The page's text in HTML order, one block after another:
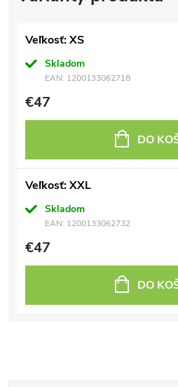
Veľkosť: XS
Skladom
EAN: 1200133062718
€47
DO
Veľkosť: XXL
Skladom
EAN: 1200133062732
€47
DO